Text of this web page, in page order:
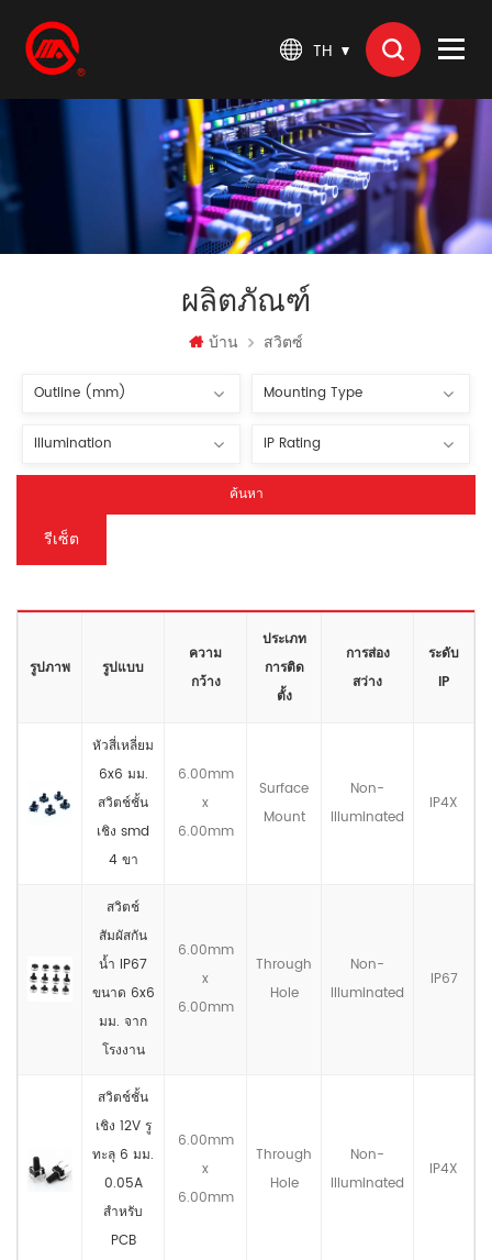
TH
ผลิตภัณฑ์
บ้าน สวิตซ์
ค้นหา
รีเซ็ต
รูปภาพ รูปแบบ
ความ
กว้าง
ประเภท
การติด
ตั้ง
การส่อง
สว่าง
ระดับ
IP
หัวสี่เหลี่ยม
6x6 มม.
สวิตช์ชั้น
เชิง smd
4 ขา
6.00mm
x
6.00mm
Surface
Mount
Non-
llluminated
IP4X
สวิตช์
สัมผัสกัน
น้ำ IP67
ขนาด 6x6
มม. จาก
โรงงาน
6.00mm
x
6.00mm
Through
Hole
Non-
llluminated
IP67
สวิตช์ชั้น
เชิง 12V รู
ทะลุ 6 มม.
0.05A
สำหรับ
PCB
6.00mm
x
6.00mm
Through
Hole
Non-
llluminated
IP4X